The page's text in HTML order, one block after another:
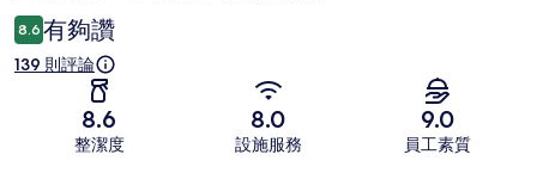
論
8.6 有夠讚
139 則評論
8.6
整潔度
8.0
設施服務
9.0
員工素質